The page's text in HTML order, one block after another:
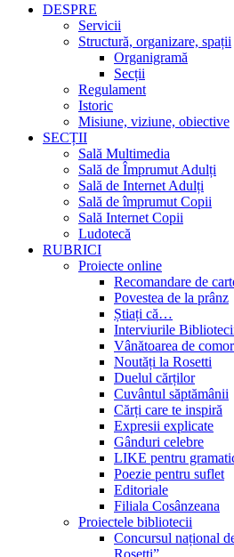
DESPRE
Servicii
Structură, organizare, spații
Organigramă
Secții
Regulament
Istoric
Misiune, viziune, obiective
SECȚII
Sală Multimedia
Sală de Împrumut Adulți
Sală de Internet Adulți
Sală de împrumut Copii
Sală Internet Copii
Ludotecă
RUBRICI
Proiecte online
Recomandare de
Povestea de la prânz
Știați că…
Interviurile
Vânătoarea de
Noutăți la Rosetti
Duelul cărților
Cuvântul săptămânii
Cărți care te inspiră
Expresii explicate
Gânduri celebre
LIKE pentru
Poezie pentru suflet
Editoriale
Filiala Cosânzeana
Proiectele bibliotecii
Concursul național
Rosetti”